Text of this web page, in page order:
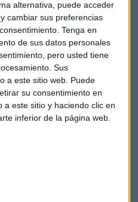
alternativa, puede acceder
cambiar sus preferencias
Tenga en
de sus datos personales
pero usted tiene
Sus
a este sitio web. Puede
su consentimiento en
a este sitio y haciendo clic en
inferior de la página web.
“BrandSoul”
de la Asociación de